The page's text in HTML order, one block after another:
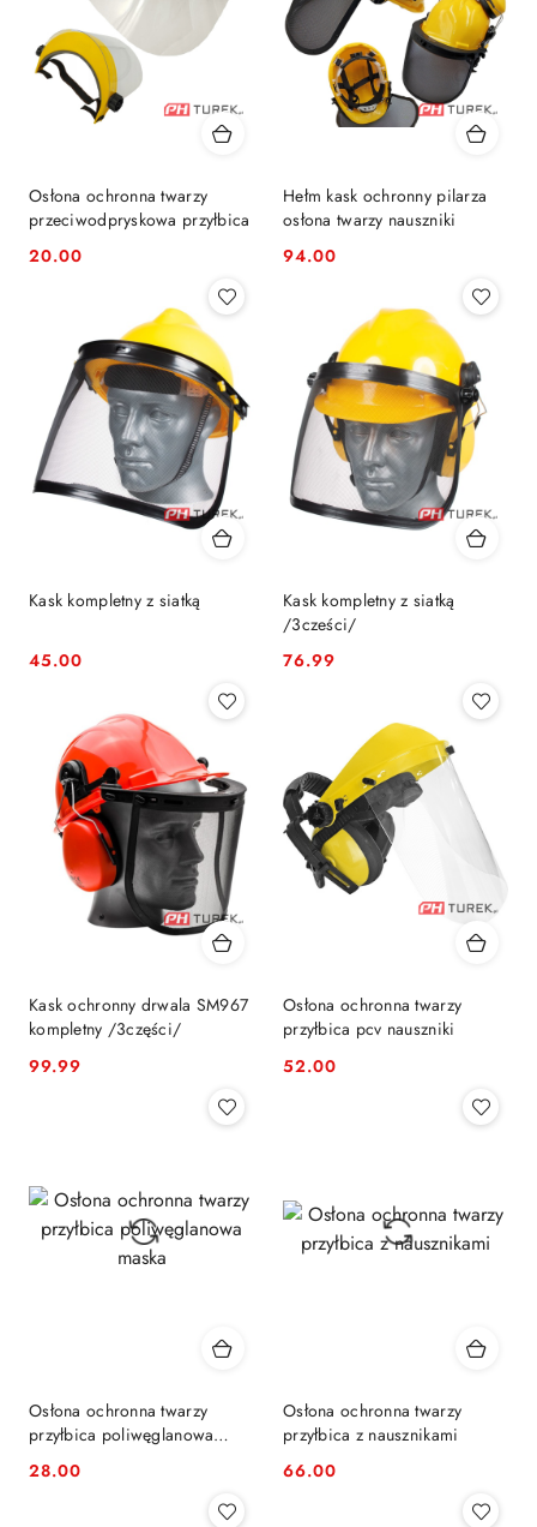
Osłona ochronna twarzy
przeciwodpryskowa przyłbica
Cena:
20.00
Hełm kask ochronny pilarza
osłona twarzy nauszniki
Cena:
94.00
Kask kompletny z siatką
Cena:
45.00
Kask kompletny z siatką
/3cześci/
Cena:
76.99
Kask ochronny drwala SM967
kompletny /3części/
Cena:
99.99
Osłona ochronna twarzy
przyłbica pcv nauszniki
Cena:
52.00
Osłona ochronna twarzy
przyłbica poliwęglanowa
Cena:
28.00
Osłona ochronna twarzy
przyłbica z nausznikami
Cena:
66.00